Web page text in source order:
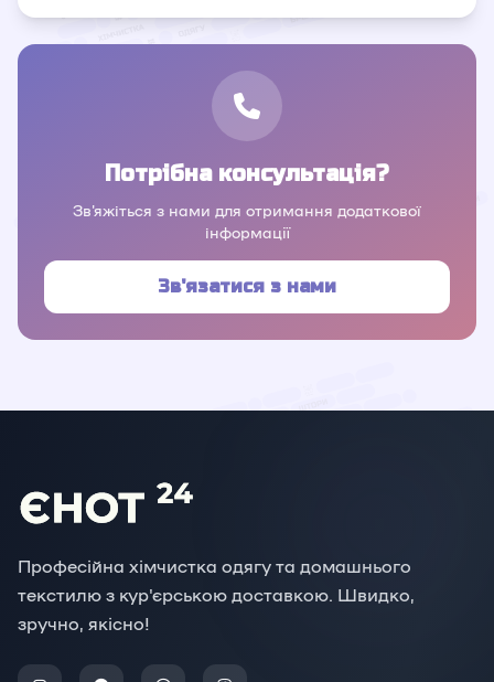
Потрібна консультація?
Зв'яжіться з нами для отримання додаткової
інформації
Зв'язатися з нами
Професійна хімчистка одягу та домашнього
текстилю з кур'єрською доставкою. Швидко,
зручно, якісно!